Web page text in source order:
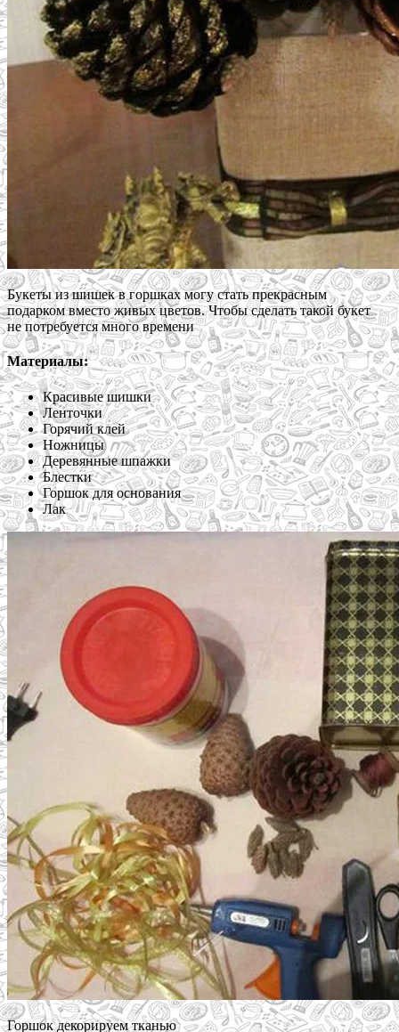
Букеты из шишек в горшках могу стать прекрасным
подарком вместо живых цветов. Чтобы сделать такой букет
не потребуется много времени
Материалы:
Красивые шишки
Ленточки
Горячий клей
Ножницы
Деревянные шпажки
Блестки
Горшок для основания
Лак
Горшок декорируем тканью